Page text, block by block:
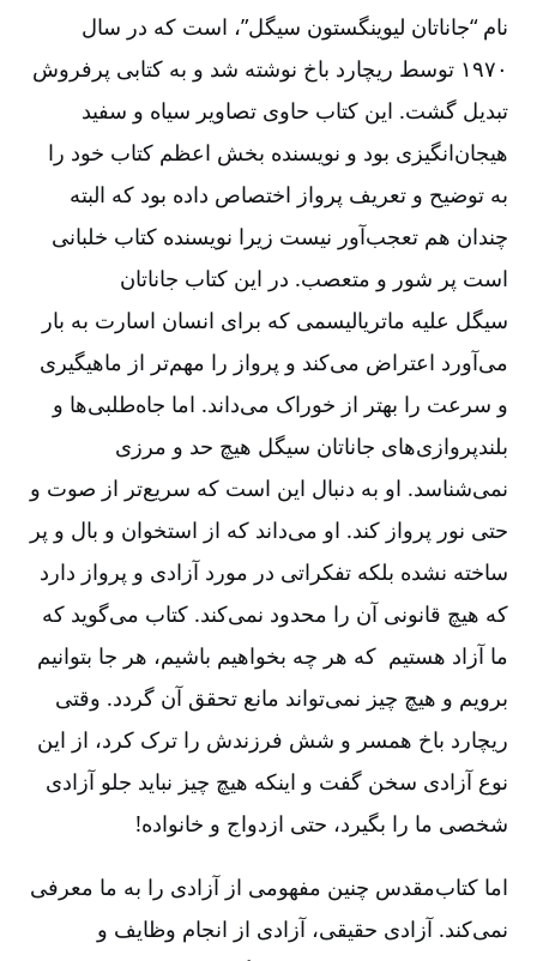
نام “جاناتان لیوینگستون سیگل”، است که در سال
۱۹۷۰ توسط ریچارد باخ نوشته شد و به کتابی پرفروش
تبدیل گشت. این کتاب حاوی تصاویر سیاه و سفید
هیجانانگیزی بود و نویسنده بخش اعظم کتاب خود را
به توضیح و تعریف پرواز اختصاص داده بود که البته
چندان هم تعجبآور نیست زیرا نویسنده کتاب خلبانی
است پر شور و متعصب. در این کتاب جاناتان
سیگل علیه ماتریالیسمی که برای انسان اسارت به بار
میآورد اعتراض میکند و پرواز را مهمتر از ماهیگیری
و سرعت را بهتر از خوراک میداند. اما جاهطلبیها و
بلندپروازیهای جاناتان سیگل هیچ حد و مرزی
نمیشناسد. او به دنبال این است که سریعتر از صوت و
حتی نور پرواز کند. او میداند که از استخوان و بال و پر
ساخته نشده بلکه تفکراتی در مورد آزادی و پرواز دارد
که هیچ قانونی آن را محدود نمیکند. کتاب میگوید که
ما آزاد هستیم که هر چه بخواهیم باشیم، هر جا بتوانیم
برویم و هیچ چیز نمیتواند مانع تحقق آن گردد. وقتی
ریچارد باخ همسر و شش فرزندش را ترک کرد، از این
نوع آزادی سخن گفت و اینکه هیچ چیز نباید جلو آزادی
شخصی ما را بگیرد، حتی ازدواج و خانواده!
اما کتابمقدس چنین مفهومی از آزادی را به ما معرفی
نمیکند. آزادی حقیقی، آزادی از انجام وظایف و